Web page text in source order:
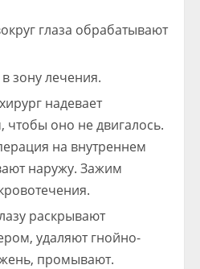
глаза обрабатывают
зону лечения.
надевает
оно не двигалось.
на внутреннем
наружу. Зажим
раскрывают
удаляют гнойно-
промывают.